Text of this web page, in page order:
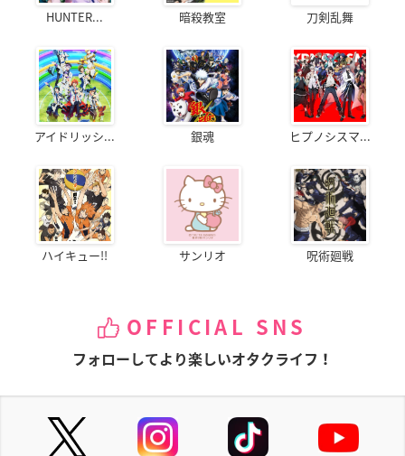
HUNTER... 暗殺教室 刀剣乱舞
アイドリッシ... 銀魂 ヒプノシスマ...
ハイキュー!! サンリオ 呪術廻戦
OFFICIAL SNS
フォローしてより楽しいオタクライフ！